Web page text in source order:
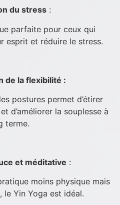
du stress :
parfaite pour ceux qui
esprit et réduire le stress.
de la flexibilité :
postures permet d’étirer
d’améliorer la souplesse à
terme.
et méditative :
moins physique mais
le Yin Yoga est idéal.